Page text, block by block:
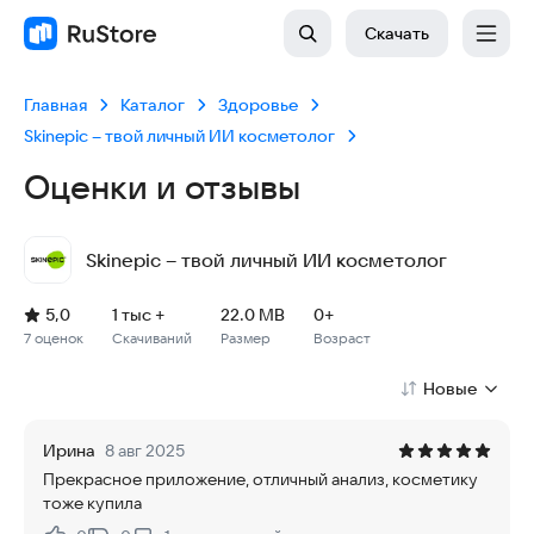
Скачать
Главная Каталог
Здоровье
Skinepic – твой личный ИИ косметолог
Оценки и отзывы
Skinepic – твой личный ИИ косметолог
Рейтинг: 5,0, 7 оценок
Скачиваний: 1 тыс +
Размер файла: 22.0 MB
Возрастное ограничение: 22.0 MB
7 оценок
5,0
Скачиваний
1 тыс +
Размер
22.0 MB
Возраст
0+
Новые
Ирина 8 авг 2025
Прекрасное приложение, отличный анализ, косметику
тоже купила